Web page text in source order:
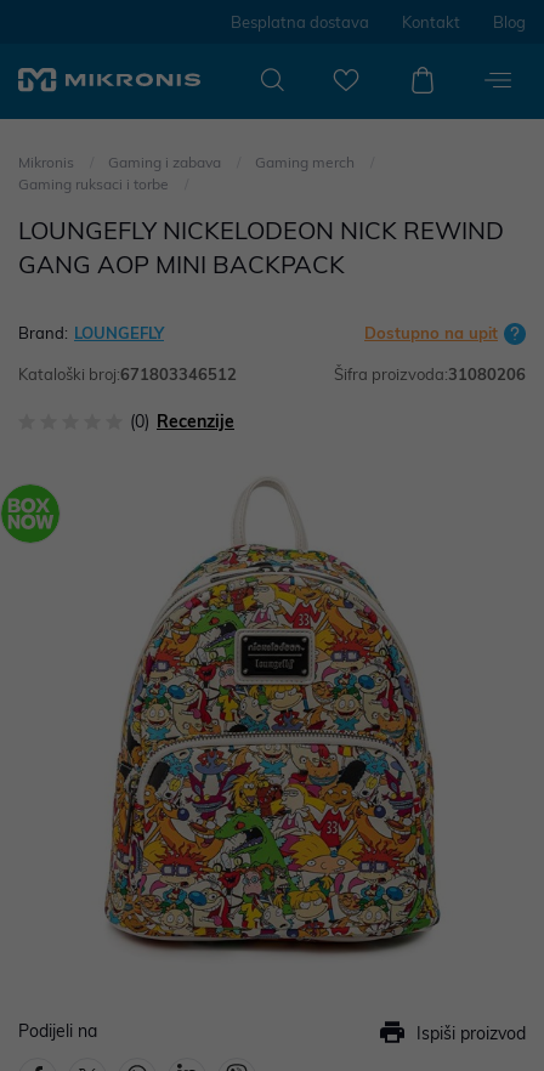
Besplatna dostava Kontakt Blog
Mikronis Gaming i zabava
Gaming merch
Gaming ruksaci i torbe
LOUNGEFLY NICKELODEON NICK REWIND
GANG AOP MINI BACKPACK
Brand: LOUNGEFLY Dostupno na upit
Kataloški broj:671803346512 Šifra proizvoda:31080206
(0) Recenzije
Podijeli na Ispiši proizvod